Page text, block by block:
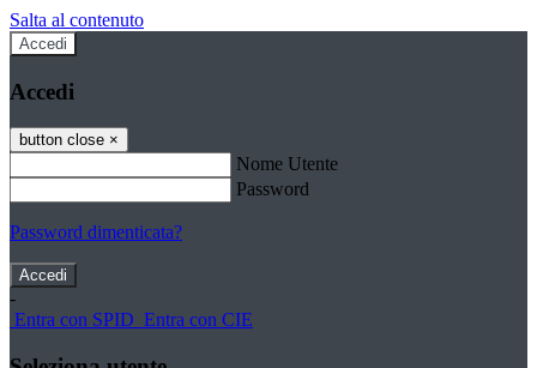
Salta al contenuto
Accedi
Accedi
button close ×
Nome Utente
Password
Password dimenticata?
-
Entra con SPID Entra con CIE